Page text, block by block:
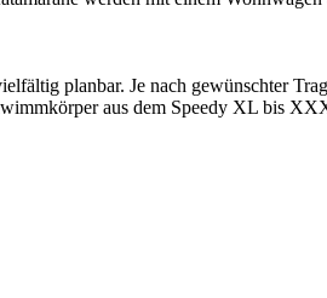
planbar. Je nach gewünschter
aus dem Speedy XL bis